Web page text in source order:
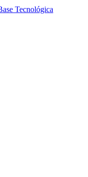
Tecnológica